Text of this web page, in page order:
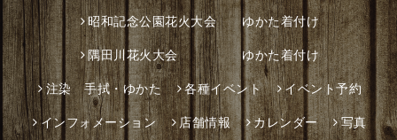
昭和記念公園花火大会 ゆかた着付け
隅田川花火大会 ゆかた着付け
注染 手拭・ゆかた 各種イベント イベント予約
インフォメーション 店舗情報 カレンダー 写真